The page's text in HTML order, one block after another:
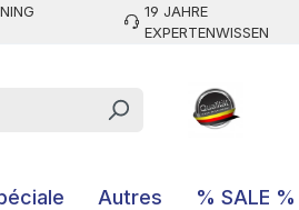
19 JAHRE
EXPERTENWISSEN
Autres % SALE %